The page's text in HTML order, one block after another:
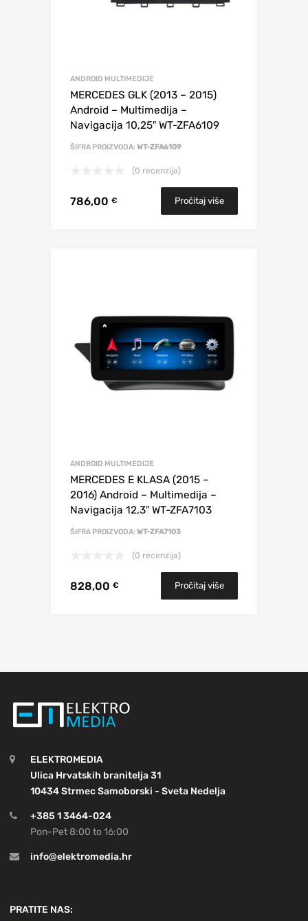
ANDROID MULTIMEDIJE
MERCEDES GLK (2013 – 2015)
Android – Multimedija –
Navigacija 10,25″ WT-ZFA6109
ŠIFRA PROIZVODA: WT-ZFA6109
(0 recenzija)
786,00 € Pročitaj više
ANDROID MULTIMEDIJE
MERCEDES E KLASA (2015 –
2016) Android – Multimedija –
Navigacija 12,3″ WT-ZFA7103
ŠIFRA PROIZVODA: WT-ZFA7103
(0 recenzija)
828,00 € Pročitaj više
ELEKTROMEDIA
Ulica Hrvatskih branitelja 31
10434 Strmec Samoborski - Sveta Nedelja
+385 1 3464-024
Pon-Pet 8:00 to 16:00
info@elektromedia.hr
PRATITE NAS: